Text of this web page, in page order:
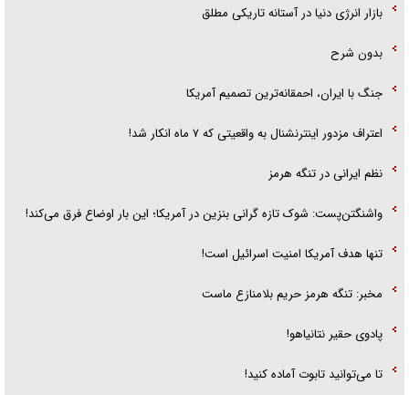
بازار انرژی دنیا در آستانه تاریکی مطلق
بدون شرح
جنگ با ایران، احمقانه‌ترین تصمیم آمریکا
اعتراف مزدور اینترنشنال به واقعیتی که ۷ ماه انکار شد!
نظم ایرانی در تنگه هرمز
واشنگتن‌پست: شوک تازه گرانی بنزین در آمریکا؛ این بار اوضاع فرق می‌کند!
تنها هدف آمریکا امنیت اسرائیل است!
مخبر: تنگه هرمز حریم بلامنازع ماست
پادوی حقیر نتانیاهو!
تا می‌توانید تابوت آماده کنید!